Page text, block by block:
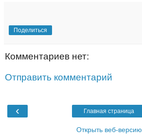
Поделиться
Комментариев нет:
Отправить комментарий
‹ Главная страница
Открыть веб-версию